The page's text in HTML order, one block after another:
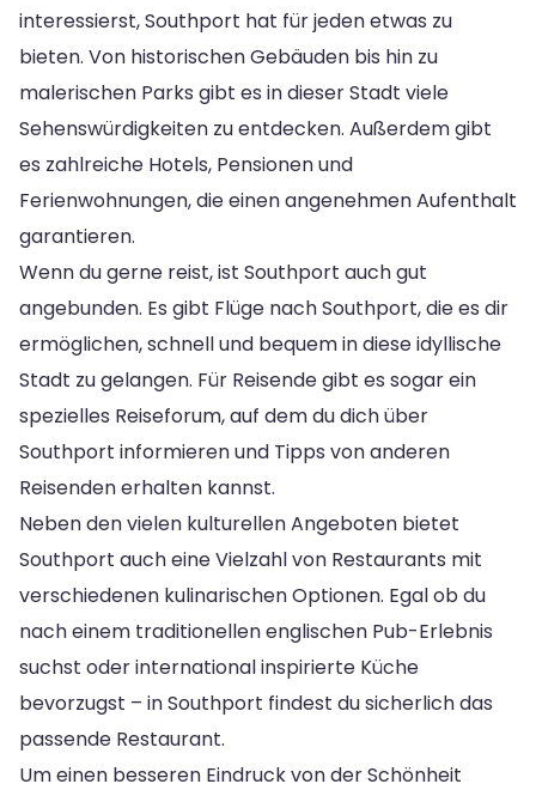
interessierst, Southport hat für jeden etwas zu
bieten. Von historischen Gebäuden bis hin zu
malerischen Parks gibt es in dieser Stadt viele
Sehenswürdigkeiten zu entdecken. Außerdem gibt
es zahlreiche Hotels, Pensionen und
Ferienwohnungen, die einen angenehmen Aufenthalt
garantieren.
Wenn du gerne reist, ist Southport auch gut
angebunden. Es gibt Flüge nach Southport, die es dir
ermöglichen, schnell und bequem in diese idyllische
Stadt zu gelangen. Für Reisende gibt es sogar ein
spezielles Reiseforum, auf dem du dich über
Southport informieren und Tipps von anderen
Reisenden erhalten kannst.
Neben den vielen kulturellen Angeboten bietet
Southport auch eine Vielzahl von Restaurants mit
verschiedenen kulinarischen Optionen. Egal ob du
nach einem traditionellen englischen Pub-Erlebnis
suchst oder international inspirierte Küche
bevorzugst – in Southport findest du sicherlich das
passende Restaurant.
Um einen besseren Eindruck von der Schönheit